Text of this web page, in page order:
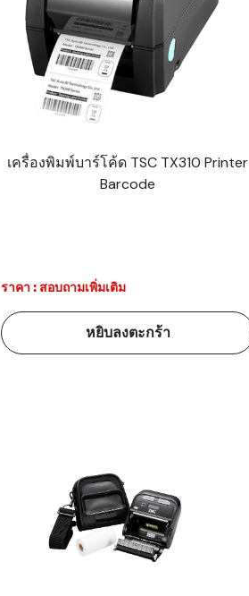
เครื่องพิมพ์บาร์โค้ด TSC TX310 Printer
Barcode
ราคา : สอบถามเพิ่มเติม
หยิบลงตะกร้า